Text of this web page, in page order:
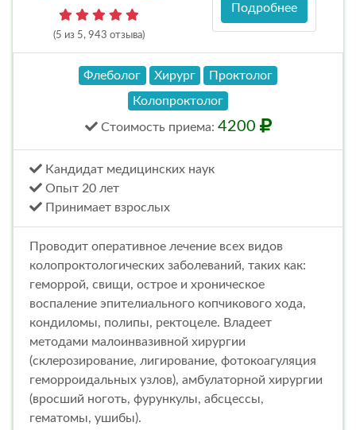
(5 из 5, 943 отзыва)
Подробнее
Флеболог Хирург
Проктолог
Колопроктолог
Стоимость приема: 4200
Кандидат медицинских наук
Опыт 20 лет
Принимает взрослых
Проводит оперативное лечение всех видов
колопроктологических заболеваний, таких как:
геморрой, свищи, острое и хроническое
воспаление эпителиального копчикового хода,
кондиломы, полипы, ректоцеле. Владеет
методами малоинвазивной хирургии
(склерозирование, лигирование, фотокоагуляция
геморроидальных узлов), амбулаторной хирургии
(вросший ноготь, фурункулы, абсцессы,
гематомы, ушибы).